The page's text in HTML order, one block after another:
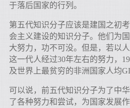
于落后国家的行列。
第五代知识分子应该是建国之初
会主义建设的知识分子。他们为
大努力，功不可没。但是，若以
这一代人经过30年左右的努力，
及世界上最贫穷的非洲国家人均
可以说，前五代知识分子为了中
了各种努力和尝试，为国家发展